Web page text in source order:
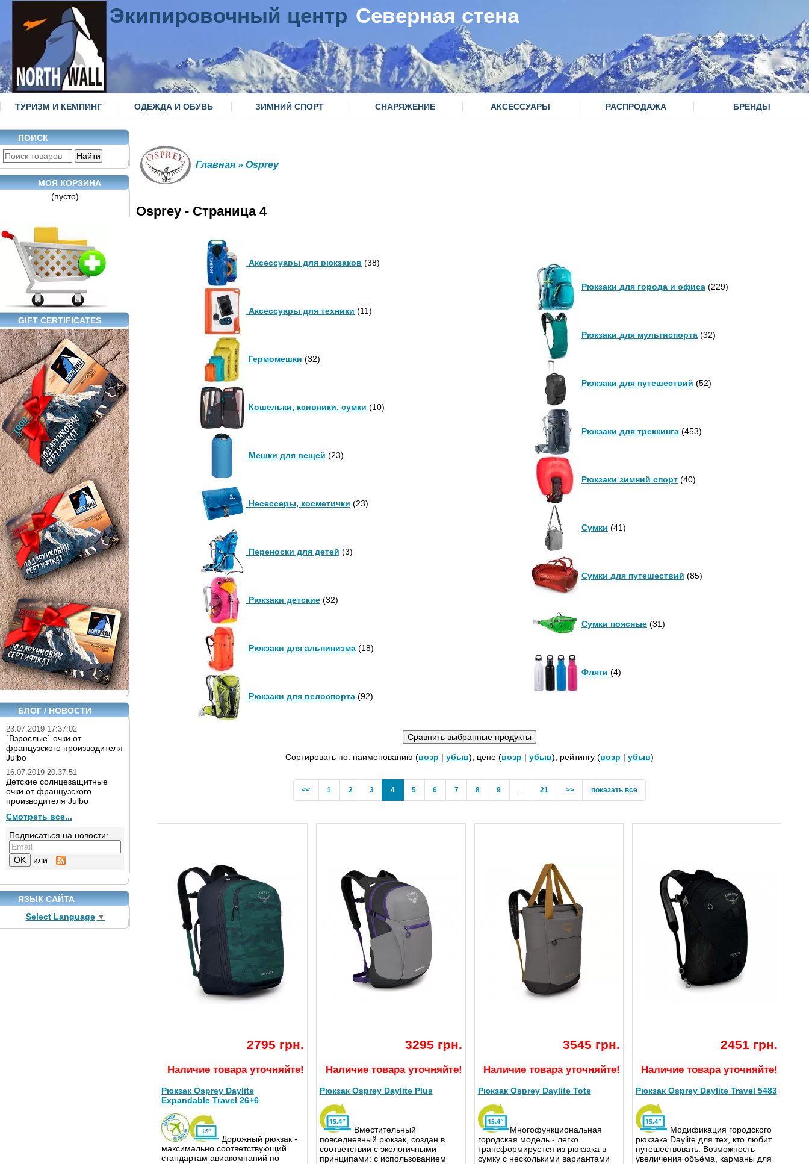
Экипировочный центр Северная стена
ТУРИЗМ И КЕМПИНГ ОДЕЖДА И ОБУВЬ ЗИМНИЙ СПОРТ СНАРЯЖЕНИЕ АКСЕССУАРЫ РАСПРОДАЖА БРЕНДЫ
ПОИСК
МОЯ КОРЗИНА
(пусто)
GIFT CERTIFICATES
БЛОГ / НОВОСТИ
23.07.2019 17:37:02
`Взрослые` очки от
французского производителя
Julbo
16.07.2019 20:37:51
Детские солнцезащитные
очки от французского
производителя Julbo
Смотреть все...
Подписаться на новости:
или
ЯЗЫК САЙТА
Select Language ▼
Главная » Osprey
Osprey - Страница 4
Аксессуары для рюкзаков (38)
Аксессуары для техники (11)
Гермомешки (32)
Кошельки, ксивники, сумки (10)
Мешки для вещей (23)
Несессеры, косметички (23)
Переноски для детей (3)
Рюкзаки детские (32)
Рюкзаки для альпинизма (18)
Рюкзаки для велоспорта (92)
Рюкзаки для города и офиса (229)
Рюкзаки для мультиспорта (32)
Рюкзаки для путешествий (52)
Рюкзаки для треккинга (453)
Рюкзаки зимний спорт (40)
Сумки (41)
Сумки для путешествий (85)
Сумки поясные (31)
Фляги (4)
Сортировать по: наименованию (возр | убыв), цене (возр | убыв), рейтингу (возр | убыв)
<<Previous
1 2 3 4(current)
5 6 7 8 9 21 >> показать все
2795 грн.
Наличие товара уточняйте!
Рюкзак Osprey Daylite
Expandable Travel 26+6
Дорожный рюкзак -
максимально соответствующий
стандартам авиакомпаний по
3295 грн.
Наличие товара уточняйте!
Рюкзак Osprey Daylite Plus
Вместительный
повседневный рюкзак, создан в
соответствии с экологичными
принципами: с использованием
3545 грн.
Наличие товара уточняйте!
Рюкзак Osprey Daylite Tote
Многофункциональная
городская модель - легко
трансформируется из рюкзака в
сумку с несколькими вариантами
2451 грн.
Наличие товара уточняйте!
Рюкзак Osprey Daylite Travel 5483
Модификация городского
рюкзака Daylite для тех, кто любит
путешествовать. Возможность
увеличения объёма, карманы для